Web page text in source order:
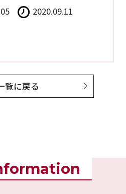
2020.09.11
覧に戻る